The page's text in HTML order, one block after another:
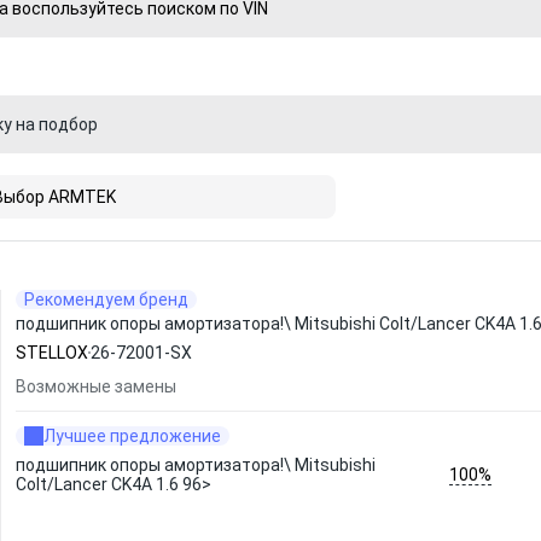
воспользуйтесь поиском по VIN
на подбор
ARMTEK
Рекомендуем бренд
подшипник опоры амортизатора!\ Mitsubishi Colt/Lancer CK4A
STELLOX 26-72001-SX
Возможные замены
Лучшее предложение
подшипник опоры амортизатора!\ Mitsubishi
Colt/Lancer CK4A 1.6 96>
100%